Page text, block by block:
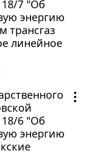
18/7 "Об
энергию
трансгаз
линейное
18/6 "Об
энергию